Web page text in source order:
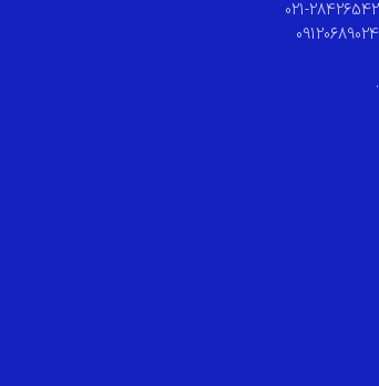
021-28426542
09120689024
.